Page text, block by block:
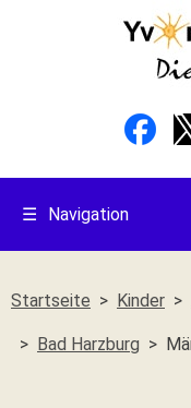
☰ Navigation
Startseite Kinder
Bad Harzburg